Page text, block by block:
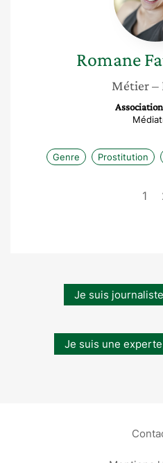
Romane
Métier–
Genre Prostitution
1
Je suis
Je suis une